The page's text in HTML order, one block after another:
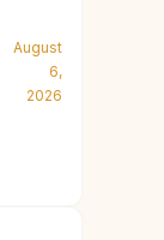
August
6,
2026